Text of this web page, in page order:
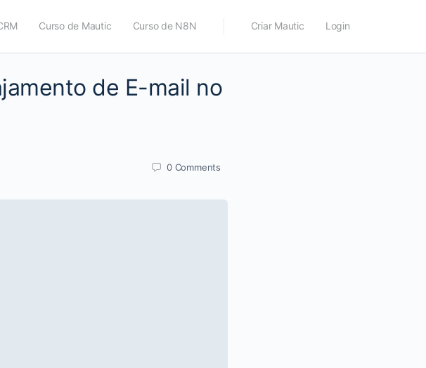
Curso de Mautic Curso de N8N Criar Mautic Login
de E-mail no
0 Comments